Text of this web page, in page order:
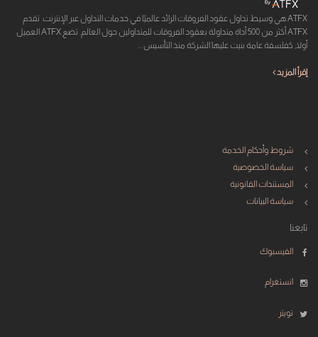
ATFX هي وسيط تداول عقود الفروقات الرائد عالميًا في خدمات التداول عبر الإنترنت. تقدم
ATFX أكثر من 500 أداة متداولة بعقود الفروقات للمتداولين حول العالم. تضع ATFX العميل
أولا, كفلسفة عامة بنيت عليها الشركة منذ التأسيس ...
إقرأ المزيد
شروط وأحكام الخدمة
سياسة الخصوصية
المستندات القانونية
سياسة البيانات
تابعنا
الفيسبوك
انستغرام
تويتر